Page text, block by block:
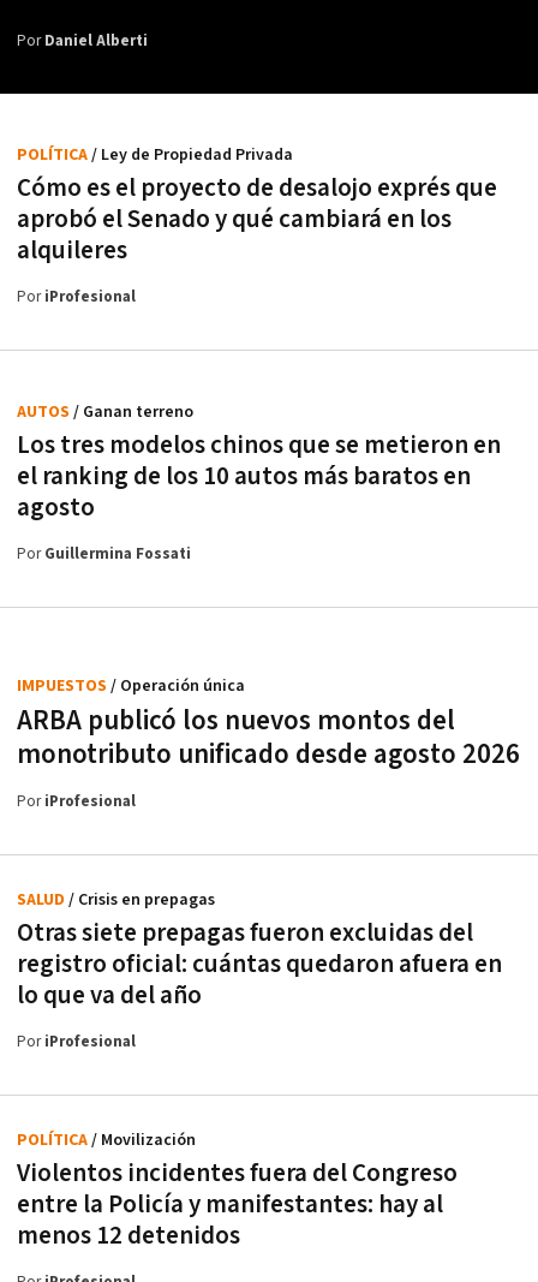
PorDaniel Alberti
Cómo es el proyecto de desalojo exprés que
aprobó el Senado y qué cambiará en los
alquileres
POLÍTICA/ Ley de Propiedad Privada
PoriProfesional
Los tres modelos chinos que se metieron en
el ranking de los 10 autos más baratos en
agosto
AUTOS / Ganan terreno
PorGuillermina Fossati
ARBA publicó los nuevos montos del
monotributo unificado desde agosto 2026
IMPUESTOS / Operación única
PoriProfesional
Otras siete prepagas fueron excluidas del
registro oficial: cuántas quedaron afuera en
lo que va del año
SALUD / Crisis en prepagas
PoriProfesional
Violentos incidentes fuera del Congreso
entre la Policía y manifestantes: hay al
menos 12 detenidos
POLÍTICA/ Movilización